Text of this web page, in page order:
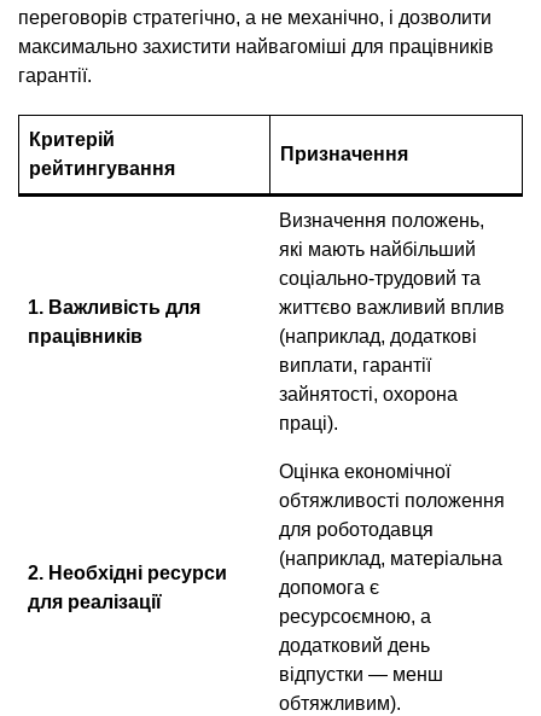
переговорів стратегічно, а не механічно, і дозволити
максимально захистити найвагоміші для працівників
гарантії.
Критерій
рейтингування
Призначення
1. Важливість для
працівників
Визначення положень,
які мають найбільший
соціально-трудовий та
життєво важливий вплив
(наприклад, додаткові
виплати, гарантії
зайнятості, охорона
праці).
2. Необхідні ресурси
для реалізації
Оцінка економічної
обтяжливості положення
для роботодавця
(наприклад, матеріальна
допомога є
ресурсоємною, а
додатковий день
відпустки — менш
обтяжливим).